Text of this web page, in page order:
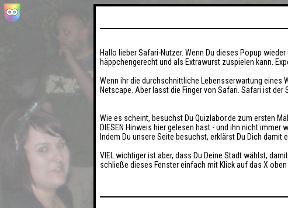
Hallo lieber Safari-Nutzer. Wenn Du dieses Popup
häppchengerecht und als Extrawurst zuspielen kann.
Wenn ihr die durchschnittliche Lebensserwartung eines
Netscape. Aber lasst die Finger von Safari. Safari ist der
Wie es scheint, besuchst Du Quizlabor.de zum ersten
DIESEN Hinweis hier gelesen hast - und ihn nicht
Indem Du unsere Seite besuchst, erklärst Du Dich damit
VIEL wichtiger ist aber, dass Du Deine Stadt wählst,
schließe dieses Fenster einfach mit Klick auf das X